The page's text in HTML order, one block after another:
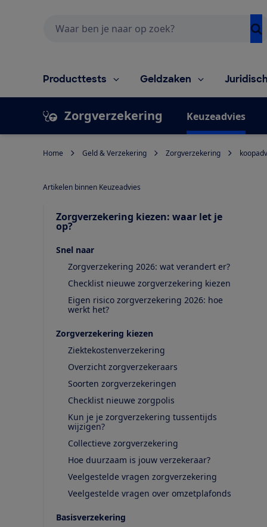
Producttests Geldzaken
Zorgverzekering Keuzeadvies
Home Geld & Verzekering Zorgverzekering
Artikelen binnen Keuzeadvies
Zorgverzekering kiezen: waar let je
op?
Snel naar
Zorgverzekering 2026: wat verandert er?
Checklist nieuwe zorgverzekering kiezen
Eigen risico zorgverzekering 2026: hoe
werkt het?
Zorgverzekering kiezen
Ziektekostenverzekering
Overzicht zorgverzekeraars
Soorten zorgverzekeringen
Checklist nieuwe zorgpolis
Kun je je zorgverzekering tussentijds
wijzigen?
Collectieve zorgverzekering
Hoe duurzaam is jouw verzekeraar?
Veelgestelde vragen zorgverzekering
Veelgestelde vragen over omzetplafonds
Basisverzekering